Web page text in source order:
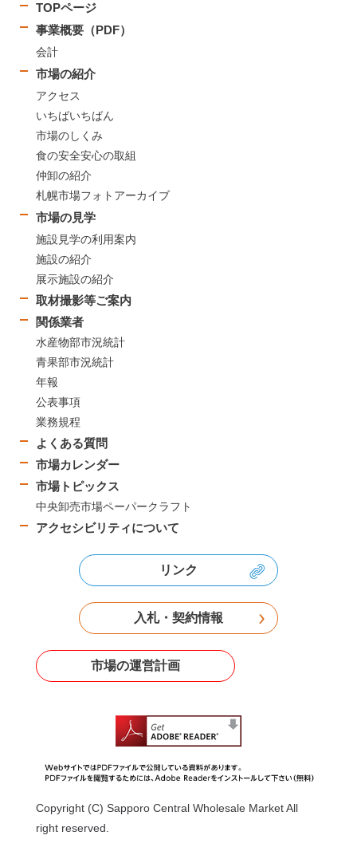
TOPページ
事業概要（PDF）
会計
市場の紹介
アクセス
いちばいちばん
市場のしくみ
食の安全安心の取組
仲卸の紹介
札幌市場フォトアーカイブ
市場の見学
施設見学の利用案内
施設の紹介
展示施設の紹介
取材撮影等ご案内
関係業者
水産物部市況統計
青果部市況統計
年報
公表事項
業務規程
よくある質問
市場カレンダー
市場トピックス
中央卸売市場ペーパークラフト
アクセシビリティについて
リンク
入札・契約情報
市場の運営計画
Copyright (C) Sapporo Central Wholesale Market All
right reserved.